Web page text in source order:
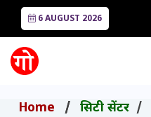
6 AUGUST 2026
Home सिटी सेंटर